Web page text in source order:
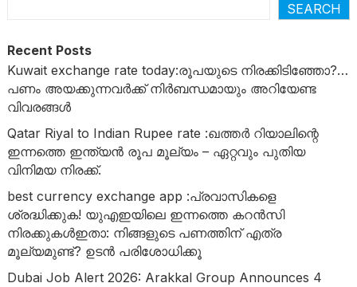
SEARCH
Recent Posts
Kuwait exchange rate today:രൂപയുടെ നിരക്കിടിഞ്ഞോ?…
പണം അയക്കുന്നവർക്ക് നിർബന്ധമായും അറിയേണ്ട
വിവരങ്ങൾ
Qatar Riyal to Indian Rupee rate :ഖത്തർ റിയാലിന്റെ
ഇന്നത്തെ ഇന്ത്യൻ രൂപ മൂല്യം – ഏറ്റവും പുതിയ
വിനിമയ നിരക്ക്.
best currency exchange app :പ്രവാസികളെ
ശ്രദ്ധിക്കുക! യുഎഇയിലെ ഇന്നത്തെ കറൻസി
നിരക്കുകൾഇതാ: നിങ്ങളുടെ പണത്തിന് എത്ര
മൂല്യമുണ്ട്? ഉടൻ പരിശോധിക്കൂ
Dubai Job Alert 2026: Arakkal Group Announces 4